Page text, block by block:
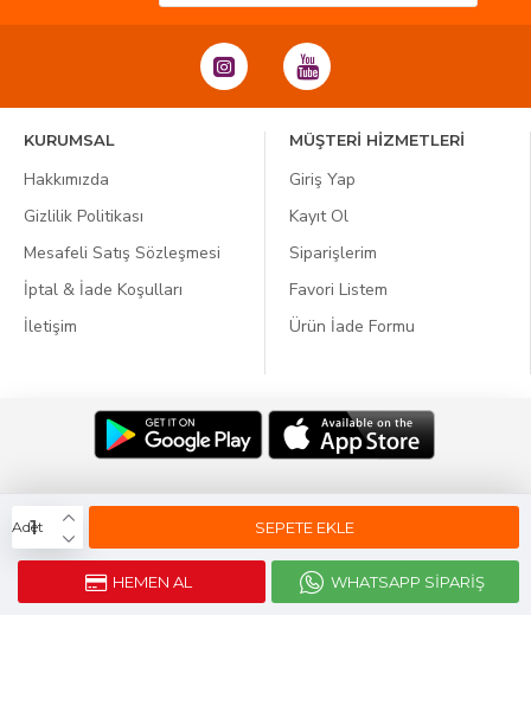
Adet SEPETE EKLE
HEMEN AL WHATSAPP SIPARIŞ
KURUMSAL
Hakkımızda
Gizlilik Politikası
Mesafeli Satış Sözleşmesi
İptal & İade Koşulları
İletişim
MÜŞTERİ HİZMETLERİ
Giriş Yap
Kayıt Ol
Siparişlerim
Favori Listem
Ürün İade Formu
Webticaretim ile Kurulmustur